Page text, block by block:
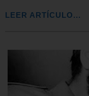
LEER ARTÍCULO...